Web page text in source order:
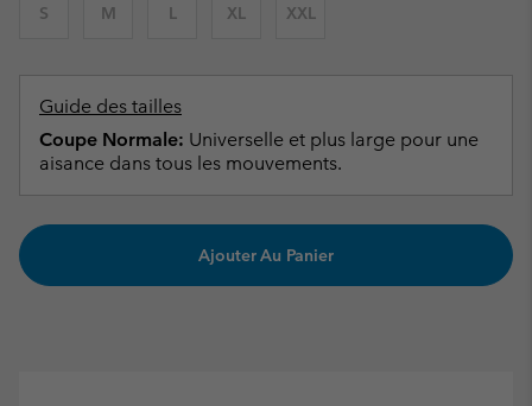
S M L XL XXL
Guide des tailles
Coupe Normale: Universelle et plus large pour une
aisance dans tous les mouvements.
Ajouter Au Panier